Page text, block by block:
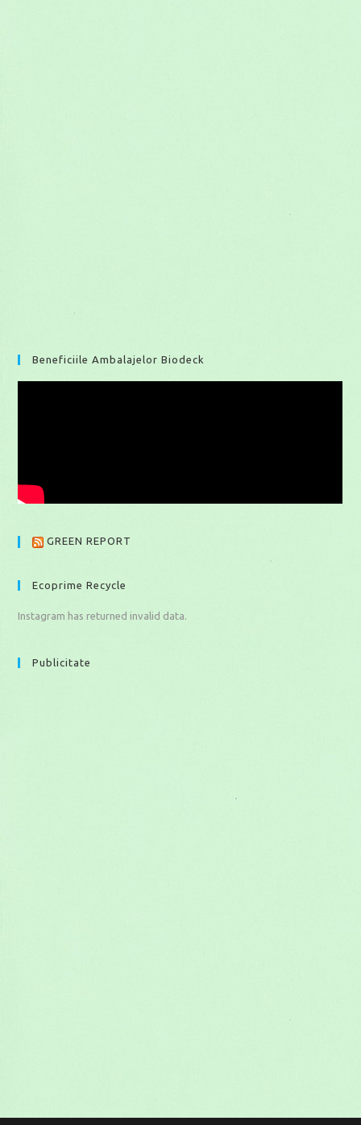
Beneficiile Ambalajelor Biodeck
GREEN REPORT
Ecoprime Recycle
Instagram has returned invalid data.
Publicitate